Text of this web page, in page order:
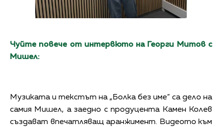
Чуйте повече от интервюто на Георги Митов с
Мишел:
Музиката и текстът на „Болка без име“ са дело на
самия Мишел, а заедно с продуцента Камен Колев
създават впечатляващ аранжимент. Видеото към